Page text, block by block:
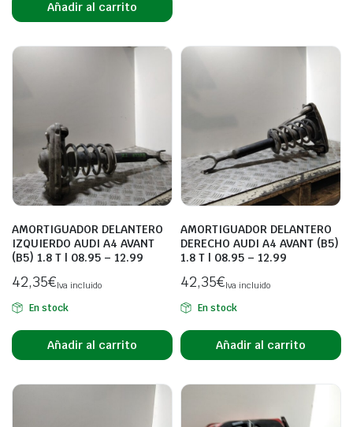
Añadir al carrito
AMORTIGUADOR DELANTERO
IZQUIERDO AUDI A4 AVANT
(B5) 1.8 T | 08.95 – 12.99
42,35€Iva incluido
En stock
Añadir al carrito
AMORTIGUADOR DELANTERO
DERECHO AUDI A4 AVANT (B5)
1.8 T | 08.95 – 12.99
42,35€Iva incluido
En stock
Añadir al carrito